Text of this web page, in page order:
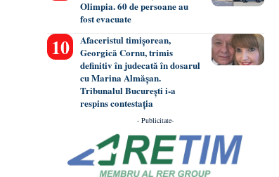
Olimpia. 60 de persoane au
fost evacuate
Afaceristul timișorean,
Georgică Cornu, trimis
definitiv în judecată în dosarul
cu Marina Almășan.
Tribunalul București i-a
respins contestația
- Publicitate-